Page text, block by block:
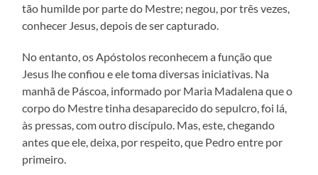
tão humilde por parte do Mestre; negou, por três vezes,
conhecer Jesus, depois de ser capturado.
No entanto, os Apóstolos reconhecem a função que
Jesus lhe confiou e ele toma diversas iniciativas. Na
manhã de Páscoa, informado por Maria Madalena que o
corpo do Mestre tinha desaparecido do sepulcro, foi lá,
às pressas, com outro discípulo. Mas, este, chegando
antes que ele, deixa, por respeito, que Pedro entre por
primeiro.